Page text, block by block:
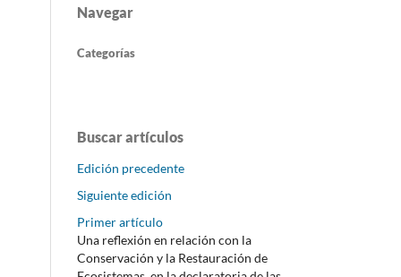
Navegar
Categorías
Buscar artículos
Edición precedente
Siguiente edición
Primer artículo
Una reflexión en relación con la
Conservación y la Restauración de